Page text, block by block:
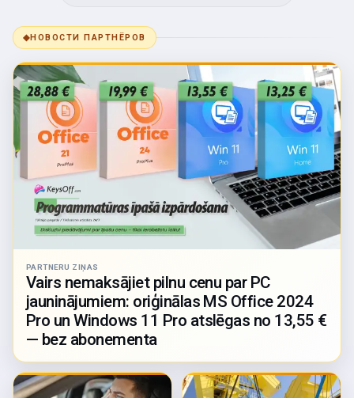
◆НОВОСТИ ПАРТНЁРОВ
PARTNERU ZIŅAS
Vairs nemaksājiet pilnu cenu par PC
jauninājumiem: oriģinālas MS Office 2024
Pro un Windows 11 Pro atslēgas no 13,55 €
— bez abonementa